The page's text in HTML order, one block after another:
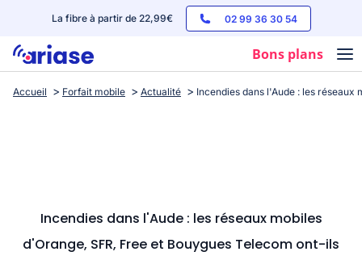
La fibre à partir de 22,99€ 02 99 36 30 54
Bons plans
Box internet
Streaming
Accueil Forfait mobile Actualité Incendies dans l'Aude : les réseaux
Incendies dans l'Aude : les réseaux mobiles
d'Orange, SFR, Free et Bouygues Telecom ont-ils